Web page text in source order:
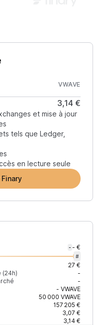
VWAVE
3,14 €
et mise à jour
tels que Ledger,
en lecture seule
- - €
#
27 €
(24h)
-
-
- VWAVE
50 000 VWAVE
157 205 €
3,07 €
3,14 €